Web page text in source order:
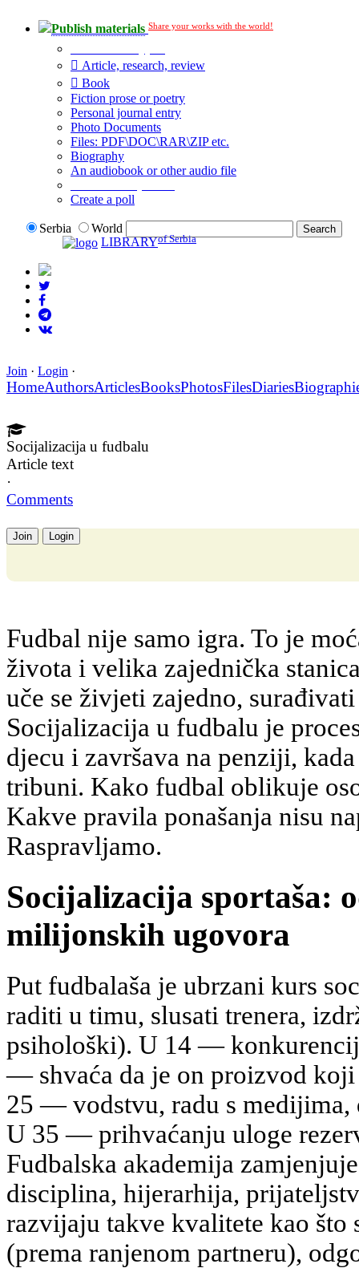
Publish materials Share your works with the world!
Article, research, review
Book
Fiction prose or poetry
Personal journal entry
Photo Documents
Files: PDF\DOC\RAR\ZIP etc.
Biography
An audiobook or other audio file
Create a poll
Serbia
World
LIBRARYof Serbia
Join · Login ·
HomeAuthorsArticlesBooksPhotosFilesDiaries
Socijalizacija u fudbalu
Article text
·
Comments
Join Login
Fudbal nije samo igra. To je
života i velika zajednička
uče se živjeti zajedno,
Socijalizacija u fudbalu je
djecu i završava na penziji,
tribuni. Kako fudbal oblikuje
Kakve pravila ponašanja nisu
Raspravljamo.
Socijalizacija sportaša:
milijonskih ugovora
Put fudbalaša je ubrzani kurs
raditi u timu, slusati trenera,
psihološki). U 14 —
— shvaća da je on proizvod
25 — vodstvu, radu s
U 35 — prihvaćanju uloge
Fudbalska akademija
disciplina, hijerarhija,
razvijaju takve kvalitete kao
(prema ranjenom partneru),